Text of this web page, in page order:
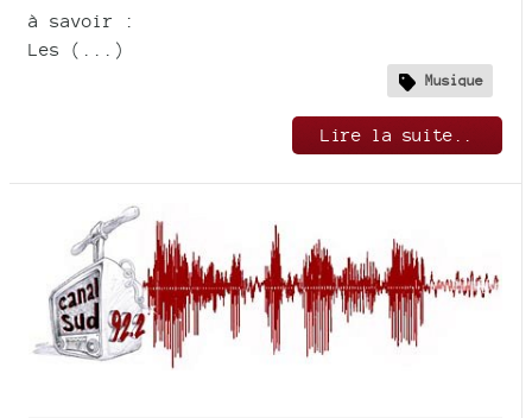
à savoir :
Les (...)
Musique
Lire la suite..